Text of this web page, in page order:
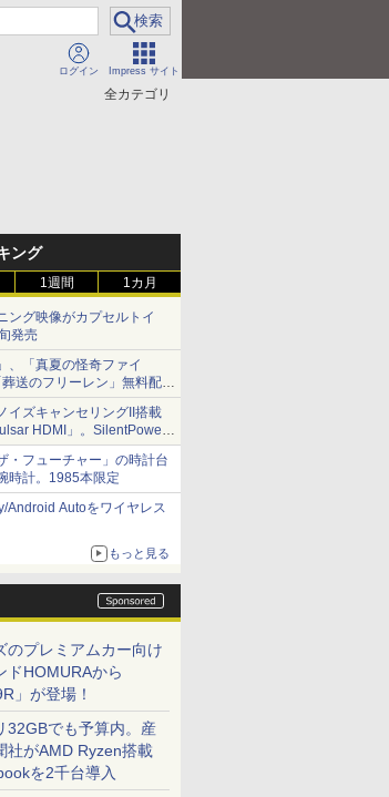
ログイン Impress サイト
全カテゴリ
ング
1週間 1カ月
ング映像がカプセルトイ
発売
、「真夏の怪奇ファイ
送のフリーレン」無料配信
信情報
イズキャンセリングII搭載
HDMI」。SilentPower
・フューチャー」の時計台
時計。1985本限定
Android Autoをワイヤレス
もっと見る
のプレミアムカー向け
ドHOMURAから
」が登場！
32GBでも予算内。産
社がAMD Ryzen搭載
を2千台導入